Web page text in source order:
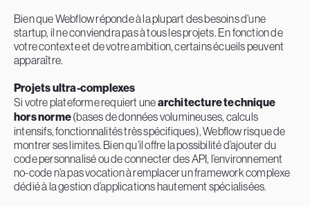
Bien que Webflow réponde à la plupart des besoins d’une
startup, il ne conviendra pas à tous les projets. En fonction de
votre contexte et de votre ambition, certains écueils peuvent
apparaître.
Projets ultra-complexes
Si votre plateforme requiert unearchitecture technique
hors norme(bases de données volumineuses, calculs
intensifs, fonctionnalités très spécifiques), Webflow risque de
montrer ses limites. Bien qu’il offre la possibilité d’ajouter du
code personnalisé ou de connecter des API, l’environnement
no-code n’a pas vocation à remplacer un framework complexe
dédié à la gestion d’applications hautement spécialisées.